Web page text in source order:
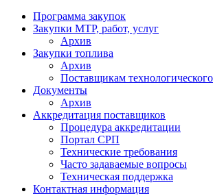
Программа закупок
Закупки МТР, работ, услуг
Архив
Закупки топлива
Архив
Поставщикам
Документы
Архив
Аккредитация поставщиков
Процедура аккредитации
Портал СРП
Технические требования
Часто задаваемые вопросы
Техническая поддержка
Контактная информация